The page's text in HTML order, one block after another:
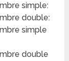
simple:
double:
simple
double